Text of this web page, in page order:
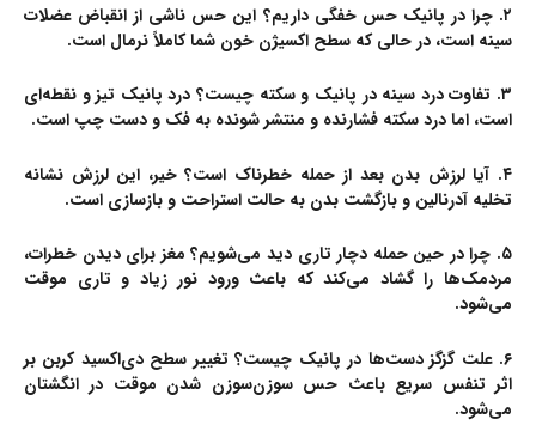
۲. چرا در پانیک حس خفگی داریم؟
این حس ناشی از انقباض عضلات
سینه است، در حالی که سطح اکسیژن خون شما کاملاً نرمال است.
۳. تفاوت درد سینه در پانیک و سکته چیست؟
درد پانیک تیز و نقطه‌ای
است، اما درد سکته فشارنده و منتشر شونده به فک و دست چپ است.
۴. آیا لرزش بدن بعد از حمله خطرناک است؟
خیر، این لرزش نشانه
تخلیه آدرنالین و بازگشت بدن به حالت استراحت و بازسازی است.
۵. چرا در حین حمله دچار تاری دید می‌شویم؟
مغز برای دیدن خطرات،
مردمک‌ها را گشاد می‌کند که باعث ورود نور زیاد و تاری موقت
می‌شود.
۶. علت گزگز دست‌ها در پانیک چیست؟
تغییر سطح دی‌اکسید کربن بر
اثر تنفس سریع باعث حس سوزن‌سوزن شدن موقت در انگشتان
می‌شود.